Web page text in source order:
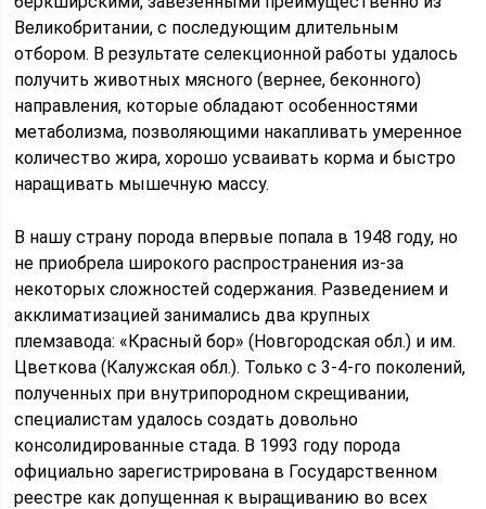
Великобритании, с последующим длительным
отбором. В результате селекционной работы удалось
получить животных мясного (вернее, беконного)
направления, которые обладают особенностями
метаболизма, позволяющими накапливать умеренное
количество жира, хорошо усваивать корма и быстро
наращивать мышечную массу.
В нашу страну порода впервые попала в 1948 году, но
не приобрела широкого распространения из-за
некоторых сложностей содержания. Разведением и
акклиматизацией занимались два крупных
племзавода: «Красный бор» (Новгородская обл.) и им.
Цветкова (Калужская обл.). Только с 3-4-го поколений,
полученных при внутрипородном скрещивании,
специалистам удалось создать довольно
консолидированные стада. В 1993 году порода
официально зарегистрирована в Государственном
реестре как допущенная к выращиванию во всех